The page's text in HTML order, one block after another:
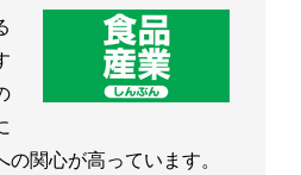
関心が高っています。